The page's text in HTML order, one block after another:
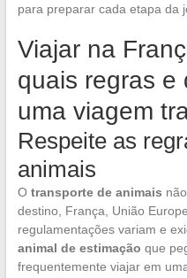
para preparar cada etapa da
Viajar na
quais regras e
uma viagem
Respeite as
animais
O transporte de animais
destino, França, União
regulamentações variam e
animal de estimação que
frequentemente viajar em